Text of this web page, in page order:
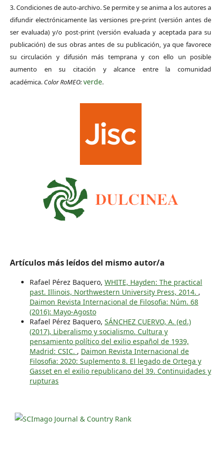
3. Condiciones de auto-archivo. Se permite y se anima a los autores a
difundir electrónicamente las versiones pre-print (versión antes de
ser evaluada) y/o post-print (versión evaluada y aceptada para su
publicación) de sus obras antes de su publicación, ya que favorece
su circulación y difusión más temprana y con ello un posible
aumento en su citación y alcance entre la comunidad
académica. Color RoMEO:verde.
Artículos más leídos del mismo autor/a
Rafael Pérez Baquero, WHITE, Hayden: The practical
past. Illinois, Northwestern University Press, 2014. ,
Daimon Revista Internacional de Filosofia: Núm. 68
(2016): Mayo-Agosto
Rafael Pérez Baquero, SÁNCHEZ CUERVO, A. (ed.)
(2017), Liberalismo y socialismo. Cultura y
pensamiento político del exilio español de 1939,
Madrid: CSIC. , Daimon Revista Internacional de
Filosofia: 2020: Suplemento 8. El legado de Ortega y
Gasset en el exilio republicano del 39. Continuidades y
rupturas